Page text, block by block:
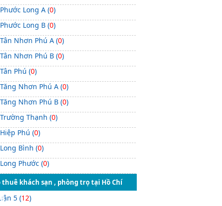
Phước Long A (0)
Phước Long B (0)
Tân Nhơn Phú A (0)
Tân Nhơn Phú B (0)
Tân Phú (0)
Tăng Nhơn Phú A (0)
Tăng Nhơn Phú B (0)
Trường Thạnh (0)
Hiệp Phú (0)
Long Bình (0)
Long Phước (0)
thuê khách sạn , phòng trọ tại Hồ Chí
5 (12)